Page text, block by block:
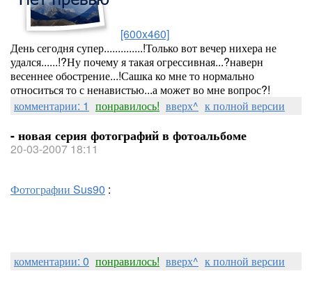
[600x460]
День сегодня супер..............!Только вот вечер нихера не
удался......!?Ну почему я такая огрессивная...?наверн
весеннее обострение...!Сашка ко мне то нормально
относиться то с ненавистью...а может во мне вопрос?!
комментарии: 1 понравилось! вверх^ к полной версии
- новая серия фотографий в фотоальбоме
20-03-2007 18:11
Фотографии Sus90 :
комментарии: 0 понравилось! вверх^ к полной версии